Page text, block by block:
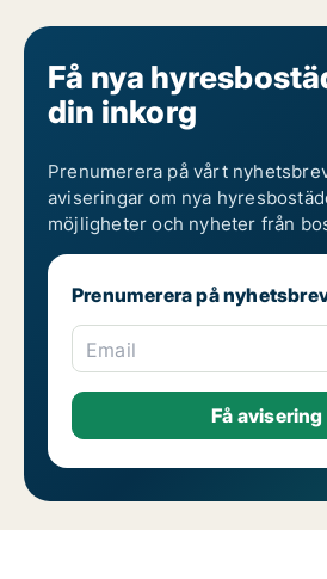
Få nya
din inkorg
Prenumerera på vårt
aviseringar om nya
möjligheter och nyheter från
Prenumerera på
Email